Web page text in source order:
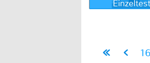
Einzeltest
16